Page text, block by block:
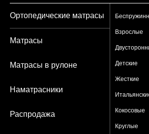
Ортопедические матрасы
Взрослые
Детские
Жесткие
Кокосовые
Круглые
Матрасы
Матрасы в рулоне
Наматрасники
Распродажа